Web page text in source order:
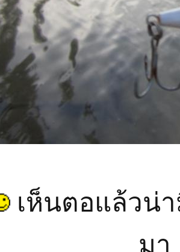
เห็นตอแล้วน่
ม